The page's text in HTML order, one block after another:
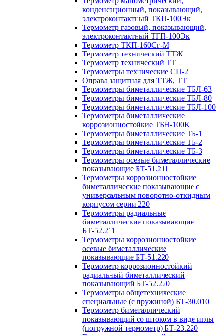
конденсационный, показывающий,
электроконтактный ТКП-100Эк
Термометр газовый, показывающий,
электроконтактный ТГП-100Эк
Термометр ТКП-160Сг-М
Термометр технический ТТЖ
Термометр технический ТТ
Термометры технические СП-2
Оправа защитная для ТТЖ, ТТ
Термометры биметаллические ТБЛ-63
Термометры биметаллические ТБЛ-80
Термометры биметаллические ТБЛ-100
Термометры биметаллические
коррозионностойкие ТБН-100К
Термометры биметаллические ТБ-1
Термометры биметаллические ТБ-2
Термометры биметаллические ТБ-3
Термометры осевые биметаллические
показывающие БТ-51.211
Термометры коррозионностойкие
биметаллические показывающие с
универсальным поворотно-откидным
корпусом серии 220
Термометры радиальные
биметаллические показывающие
БТ-52.211
Термометры коррозионностойкие
осевые биметаллические
показывающие БТ-51.220
Термометр коррозионностойкий
радиальный биметаллический
показывающий БТ-52.220
Термометры общетехнические
специальные (с пружиной) БТ-30.010
Термометр биметаллический
показывающий со штоком в виде иглы
(погружной термометр) БТ-23.220